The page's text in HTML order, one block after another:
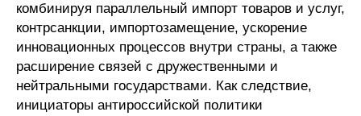
Энергетический семинар
Российско-французский семинар
ЦДУ
комбинируя параллельный импорт товаров и услуг,
контрсанкции, импортозамещение, ускорение
инновационных процессов внутри страны, а также
расширение связей с дружественными и
нейтральными государствами. Как следствие,
инициаторы антироссийской политики